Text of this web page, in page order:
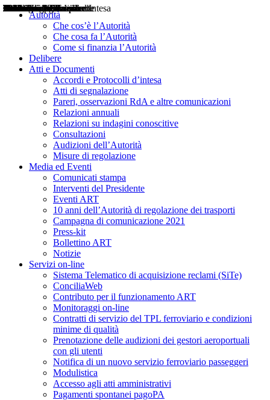
Autorità
Che cos’è l’Autorità
Che cosa fa l’Autorità
Come si finanzia l’Autorità
Delibere
Atti e Documenti
Accordi e Protocolli d’intesa
Atti di segnalazione
Pareri, osservazioni RdA e altre comunicazioni
Relazioni annuali
Relazioni su indagini conoscitive
Consultazioni
Audizioni dell’Autorità
Misure di regolazione
Media ed Eventi
Comunicati stampa
Interventi del Presidente
Eventi ART
10 anni dell’Autorità di regolazione dei trasporti
Campagna di comunicazione 2021
Press-kit
Bollettino ART
Notizie
Servizi on-line
Sistema Telematico di acquisizione reclami (SiTe)
ConciliaWeb
Contributo per il funzionamento ART
Monitoraggi on-line
Contratti di servizio del TPL ferroviario e condizioni
minime di qualità
Prenotazione delle audizioni dei gestori aeroportuali
con gli utenti
Notifica di un nuovo servizio ferroviario passeggeri
Modulistica
Accesso agli atti amministrativi
Pagamenti spontanei pagoPA
Delibere
Pareri
Consultazioni
Audizioni
Atti di Segnalazione
Accordi e Protocolli d'Intesa
Relazioni annuali
Misure di regolazione
Notizie
Comunicati Stampa
Bollettini ART
Convegni ART
Interviste del Presidente
Articoli in primo piano
Interventi del Presidente
2004
2005
2010
2013
2014
2015
2016
2017
2018
2019
202
2020
2021
2022
2023
2024
2025
2026
Aereo
Marittimo
Terrestre